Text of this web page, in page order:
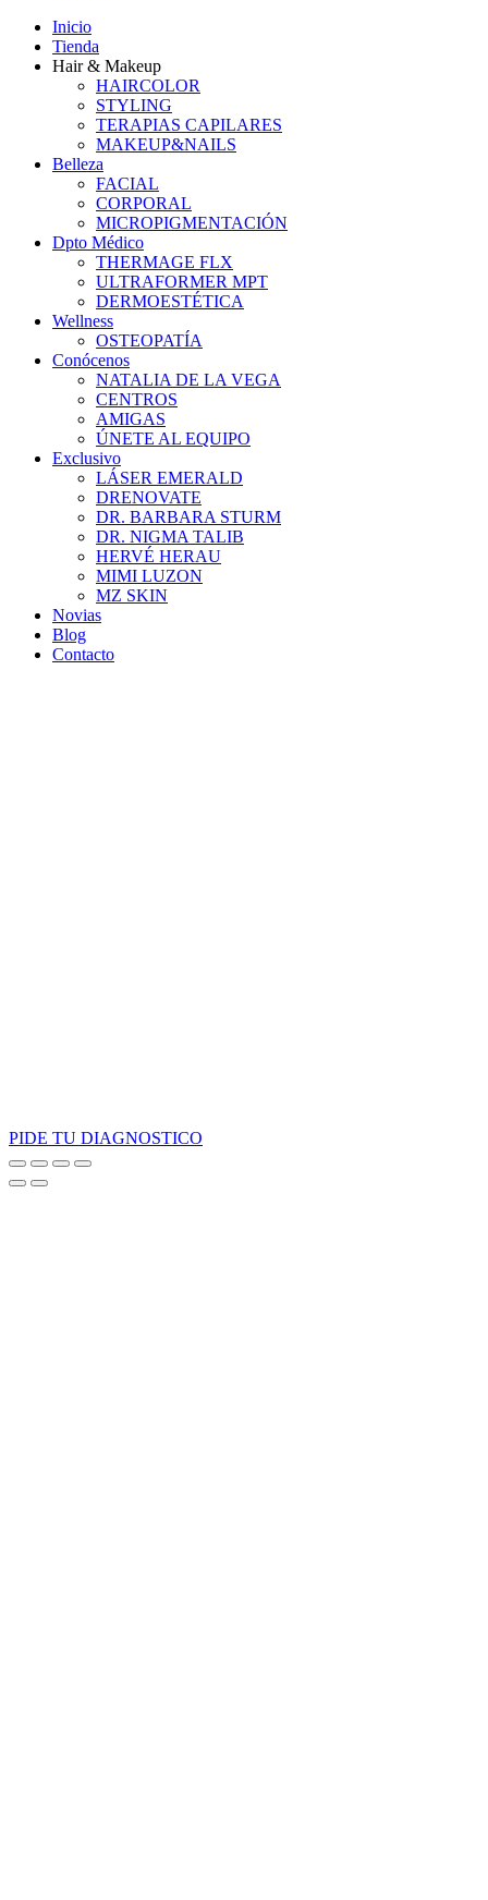
Inicio
Tienda
Hair & Makeup
HAIRCOLOR
STYLING
TERAPIAS CAPILARES
MAKEUP&NAILS
Belleza
FACIAL
CORPORAL
MICROPIGMENTACIÓN
Dpto Médico
THERMAGE FLX
ULTRAFORMER MPT
DERMOESTÉTICA
Wellness
OSTEOPATÍA
Conócenos
NATALIA DE LA VEGA
CENTROS
AMIGAS
ÚNETE AL EQUIPO
Exclusivo
LÁSER EMERALD
DRENOVATE
DR. BARBARA STURM
DR. NIGMA TALIB
HERVÉ HERAU
MIMI LUZON
MZ SKIN
Novias
Blog
Contacto
PIDE TU DIAGNOSTICO